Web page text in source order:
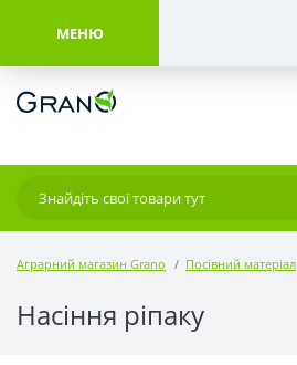
МЕНЮ
Аграрний магазин Grano Посівний матеріал
Насіння ріпаку